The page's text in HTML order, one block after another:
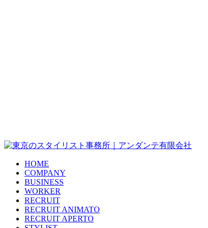
HOME
COMPANY
BUSINESS
WORKER
RECRUIT
RECRUIT ANIMATO
RECRUIT APERTO